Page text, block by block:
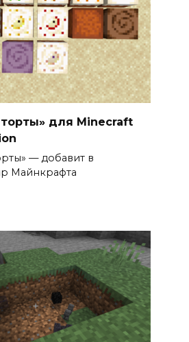
для Minecraft
— добавит в
Майнкрафта